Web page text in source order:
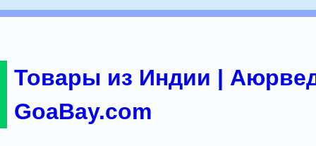
Товары из Индии |
GoaBay.com